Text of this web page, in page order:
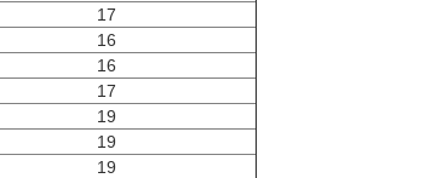
17
16
16
17
19
19
19